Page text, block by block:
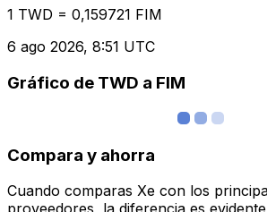
1 TWD = 0,159721 FIM
6 ago 2026, 8:51 UTC
Gráfico de TWD a FIM
Compara y ahorra
Cuando comparas Xe con los